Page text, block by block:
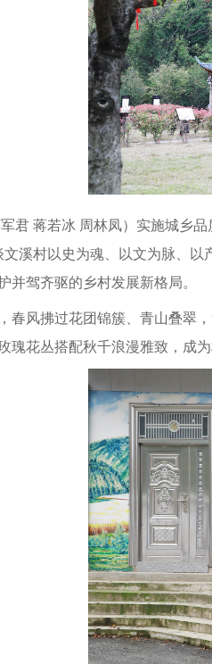
君 蒋若冰 周林凤）实施城乡
溪村以史为魂、以文为脉、以
并驾齐驱的乡村发展新格局。
春风拂过花团锦簇、青山叠翠
瑰花丛搭配秋千浪漫雅致，成